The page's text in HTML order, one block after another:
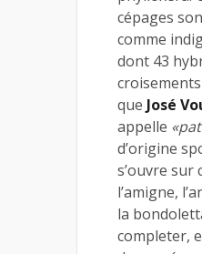
cépages
comme
dont 43
que José
appelle
d’origine
s’ouvre sur
l’amigne,
la
completer,